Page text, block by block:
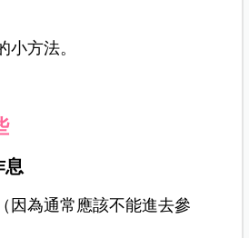
方法。
息
因為通常應該不能進去參